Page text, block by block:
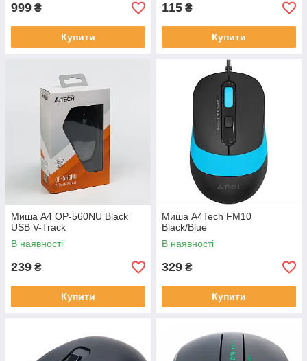
999 ₴
Купити
115 ₴
Купити
Миша A4 OP-560NU Black
USB V-Track
В наявності
239 ₴
Купити
Миша A4Tech FM10
Black/Blue
В наявності
329 ₴
Купити